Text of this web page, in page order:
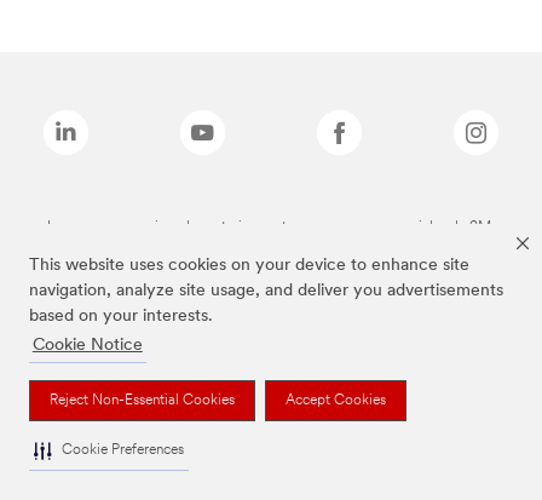
This website uses cookies on your device to enhance site
navigation, analyze site usage, and deliver you advertisements
based on your interests.
Cookie Notice
Reject Non-Essential Cookies Accept Cookies
Cookie Preferences
Las marcas mencionadas anteriormente son marcas comerciales de 3M.